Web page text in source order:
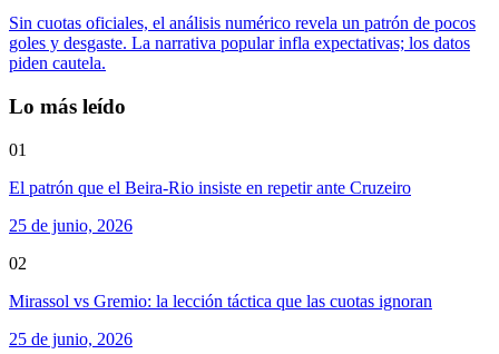
Sin cuotas oficiales, el análisis numérico revela un patrón de pocos
goles y desgaste. La narrativa popular infla expectativas; los datos
piden cautela.
Lo más leído
01
El patrón que el Beira-Rio insiste en repetir ante Cruzeiro
25 de junio, 2026
02
Mirassol vs Gremio: la lección táctica que las cuotas ignoran
25 de junio, 2026